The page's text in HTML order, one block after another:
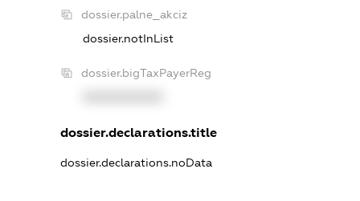
dossier.palne_akciz
dossier.notInList
dossier.bigTaxPayerReg
dossier.declarations.title
dossier.declarations.noData